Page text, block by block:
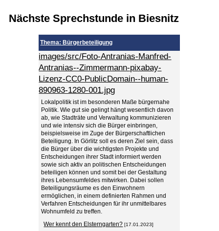
Nächste Sprechstunde in Biesnitz
Thema: Bürgerbeteiligung
images/src/Foto-Antranias-Manfred-
Antranias--Zimmermann-pixabay-
Lizenz-CC0-PublicDomain--human-
890963-1280-001.jpg
Lokalpolitik ist im besonderen Maße bürgernahe
Politik. Wie gut sie gelingt hängt wesentlich davon
ab, wie Stadträte und Verwaltung kommunizieren
und wie intensiv sich die Bürger einbringen,
beispielsweise im Zuge der Bürgerschaftlichen
Beteiligung. In Görlitz soll es deren Ziel sein, dass
die Bürger über die wichtigsten Projekte und
Entscheidungen ihrer Stadt informiert werden
sowie sich aktiv an politischen Entscheidungen
beteiligen können und somit bei der Gestaltung
ihres Lebensumfeldes mitwirken. Dabei sollen
Beteiligungsräume es den Einwohnern
ermöglichen, in einem definierten Rahmen und
Verfahren Entscheidungen für ihr unmittelbares
Wohnumfeld zu treffen.
Wer kennt den Elsterngarten? [17.01.2023]